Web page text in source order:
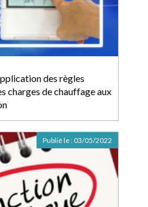
des règles
charges de chauffage aux
Publié le : 03/05/2022